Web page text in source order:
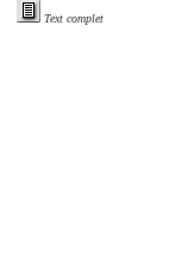
Text complet